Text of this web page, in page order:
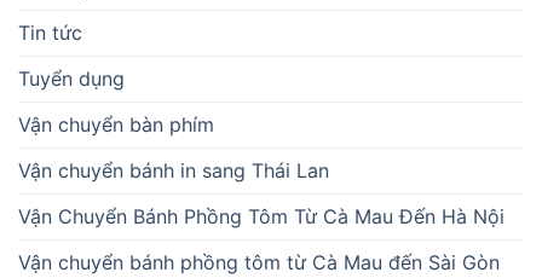
Tin tức
Tuyển dụng
Vận chuyển bàn phím
Vận chuyển bánh in sang Thái Lan
Vận Chuyển Bánh Phồng Tôm Từ Cà Mau Đến Hà Nội
Vận chuyển bánh phồng tôm từ Cà Mau đến Sài Gòn